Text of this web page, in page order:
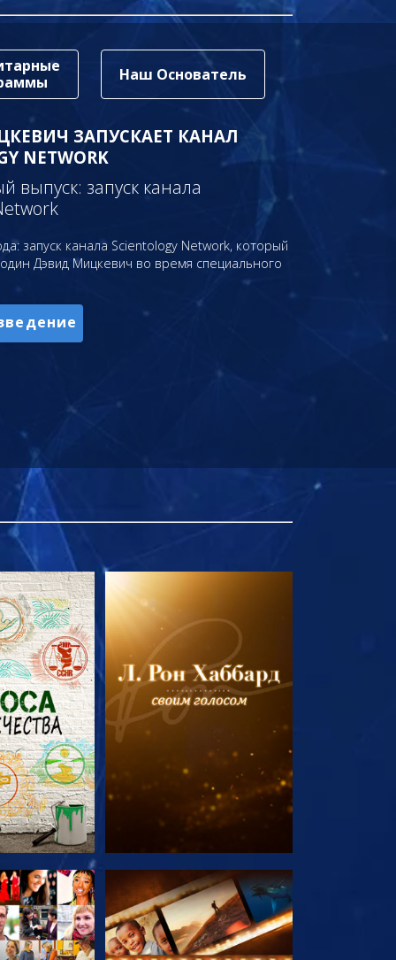
Наш Основатель
ЗАПУСКАЕТ КАНАЛ
NETWORK
выпуск: запуск канала
запуск канала Scientology Network, который
Дэвид Мицкевич во время специального
СМОТРЕТЬ ПЕРЕДАЧИ